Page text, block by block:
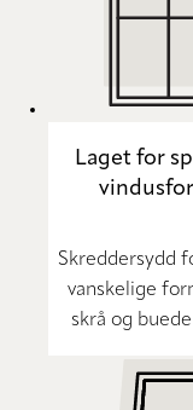
Laget for
Skreddersydd
vanskelige
skrå og